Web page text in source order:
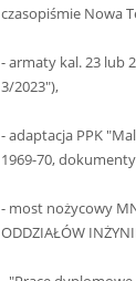
czasopiśmie Nowa
- armaty kal. 23 lub
3/2023"),
- adaptacja PPK
1969-70,
- most nożycowy
ODDZIAŁÓW